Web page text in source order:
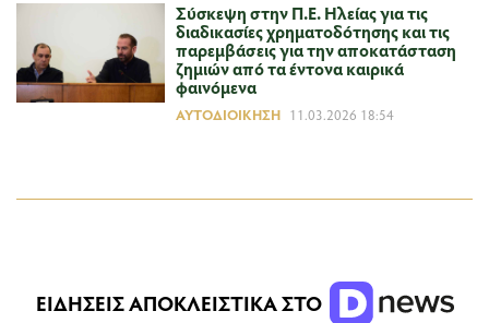
Σύσκεψη στην Π.Ε. Ηλείας για τις
διαδικασίες χρηματοδότησης και τις
παρεμβάσεις για την αποκατάσταση
ζημιών από τα έντονα καιρικά
φαινόμενα
ΑΥΤΟΔΙΟΊΚΗΣΗ 11.03.2026 18:54
ΕΙΔΗΣΕΙΣ ΑΠΟΚΛΕΙΣΤΙΚΑ ΣΤΟ